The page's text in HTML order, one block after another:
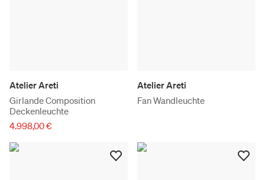
Atelier Areti
Girlande Composition
Deckenleuchte
4.998,00 €
Atelier Areti
Fan Wandleuchte